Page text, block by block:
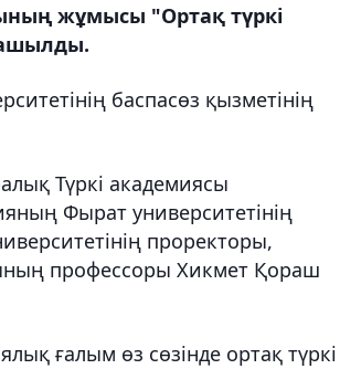
жұмысы "Ортақ түркі
баспасөз қызметінің
Түркі академиясы
Фырат университетінің
проректоры,
профессоры Хикмет Қораш
ғалым өз сөзінде ортақ түркі